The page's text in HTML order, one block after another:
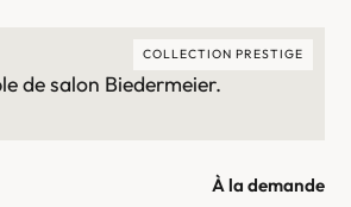
COLLECTION PRESTIGE
À la demande